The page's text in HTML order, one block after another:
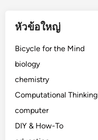
หัวข้อใหญ่
Bicycle for the Mind
biology
chemistry
Computational Thinking
computer
DIY & How-To